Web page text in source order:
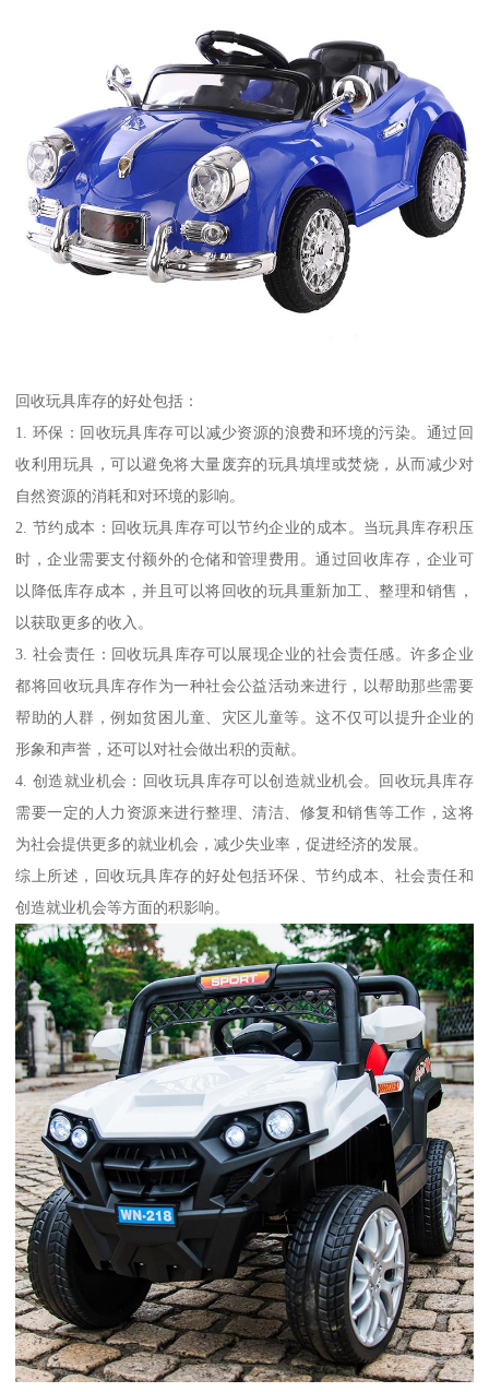
回收玩具库存的好处包括：
1. 环保：回收玩具库存可以减少资源的浪费和环境的污染。通过回
收利用玩具，可以避免将大量废弃的玩具填埋或焚烧，从而减少对
自然资源的消耗和对环境的影响。
2. 节约成本：回收玩具库存可以节约企业的成本。当玩具库存积压
时，企业需要支付额外的仓储和管理费用。通过回收库存，企业可
以降低库存成本，并且可以将回收的玩具重新加工、整理和销售，
以获取更多的收入。
3. 社会责任：回收玩具库存可以展现企业的社会责任感。许多企业
都将回收玩具库存作为一种社会公益活动来进行，以帮助那些需要
帮助的人群，例如贫困儿童、灾区儿童等。这不仅可以提升企业的
形象和声誉，还可以对社会做出积的贡献。
4. 创造就业机会：回收玩具库存可以创造就业机会。回收玩具库存
需要一定的人力资源来进行整理、清洁、修复和销售等工作，这将
为社会提供更多的就业机会，减少失业率，促进经济的发展。
综上所述，回收玩具库存的好处包括环保、节约成本、社会责任和
创造就业机会等方面的积影响。